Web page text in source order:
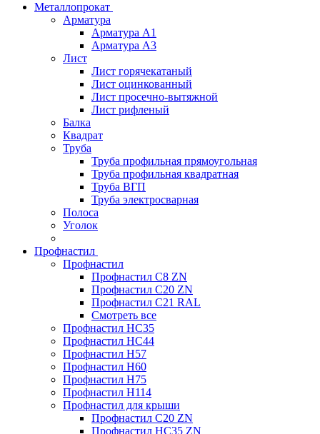
Металлопрокат
Арматура
Арматура А1
Арматура А3
Лист
Лист горячекатаный
Лист оцинкованный
Лист просечно-вытяжной
Лист рифленый
Балка
Квадрат
Труба
Труба профильная прямоугольная
Труба профильная квадратная
Труба ВГП
Труба электросварная
Полоса
Уголок
Профнастил
Профнастил
Профнастил С8 ZN
Профнастил С20 ZN
Профнастил С21 RAL
Смотреть все
Профнастил HC35
Профнастил HC44
Профнастил H57
Профнастил H60
Профнастил H75
Профнастил H114
Профнастил для крыши
Профнастил С20 ZN
Профнастил НС35 ZN